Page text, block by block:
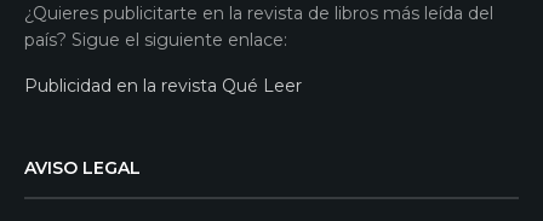
¿Quieres publicitarte en la revista de libros más leída del
país? Sigue el siguiente enlace:
Publicidad en la revista Qué Leer
AVISO LEGAL